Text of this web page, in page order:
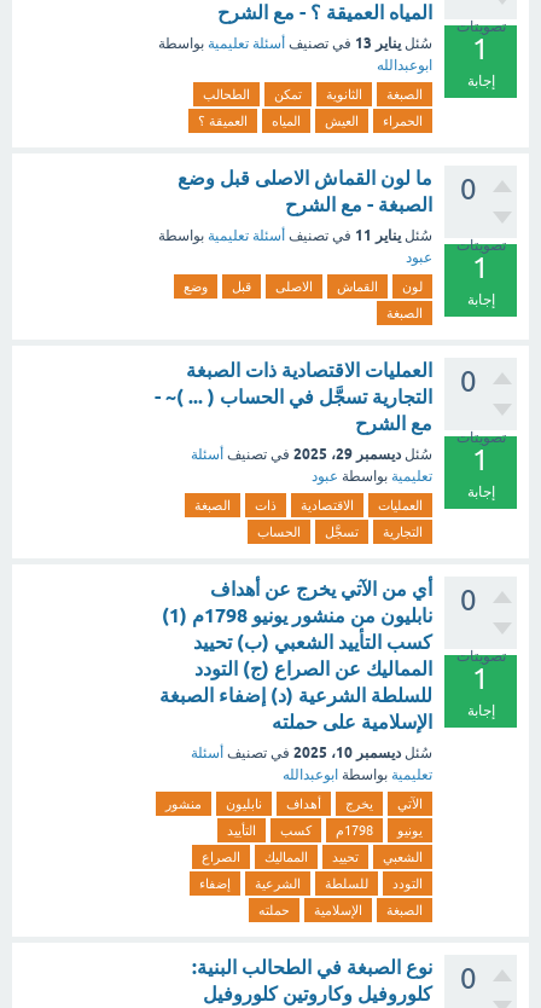
تصويتات
1
إجابة
المياه العميقة ؟ - مع الشرح
سُئل يناير 13 في تصنيف أسئلة تعليمية بواسطة
ابوعبدالله
الصبغة الثانوية تمكن
الطحالب
الحمراء
العيش المياه العميقة ؟
0
تصويتات
1
إجابة
ما لون القماش الاصلى قبل وضع
الصبغة - مع الشرح
سُئل يناير 11 في تصنيف أسئلة تعليمية بواسطة
عبود
لون القماش الاصلى قبل
وضع
الصبغة
0
تصويتات
1
إجابة
العمليات الاقتصادية ذات الصبغة
التجارية تسجَّل في الحساب ( ... )~ -
مع الشرح
سُئل ديسمبر 29، 2025 في تصنيف أسئلة
تعليمية بواسطة عبود
العمليات الاقتصادية ذات
الصبغة
التجارية
تسجَّل الحساب
0
تصويتات
1
إجابة
أي من الآتي يخرج عن أهداف
نابليون من منشور يونيو 1798م (1)
كسب التأييد الشعبي (ب) تحييد
المماليك عن الصراع (ج) التودد
للسلطة الشرعية (د) إضفاء الصبغة
الإسلامية على حملته
سُئل ديسمبر 10، 2025 في تصنيف أسئلة
تعليمية بواسطة ابوعبدالله
الآتي يخرج أهداف نابليون
منشور
يونيو
1798م كسب
التأييد
الشعبي
تحييد المماليك
الصراع
التودد
للسلطة الشرعية
إضفاء
الصبغة
الإسلامية حملته
0
نوع الصبغة في الطحالب البنية:
كلوروفيل وكاروتين كلوروفيل